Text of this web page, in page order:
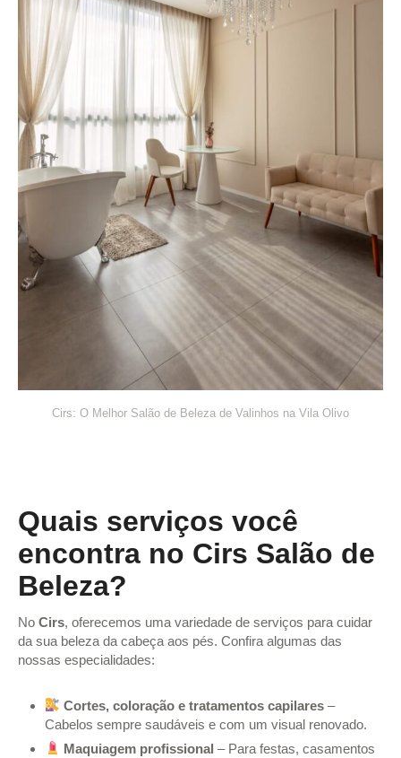
Cirs: O Melhor Salão de Beleza de Valinhos na Vila Olivo
Quais serviços você
encontra no Cirs Salão de
Beleza?
No Cirs, oferecemos uma variedade de serviços para cuidar
da sua beleza da cabeça aos pés. Confira algumas das
nossas especialidades:
Cortes, coloração e tratamentos capilares –
Cabelos sempre saudáveis e com um visual renovado.
Maquiagem profissional – Para festas, casamentos